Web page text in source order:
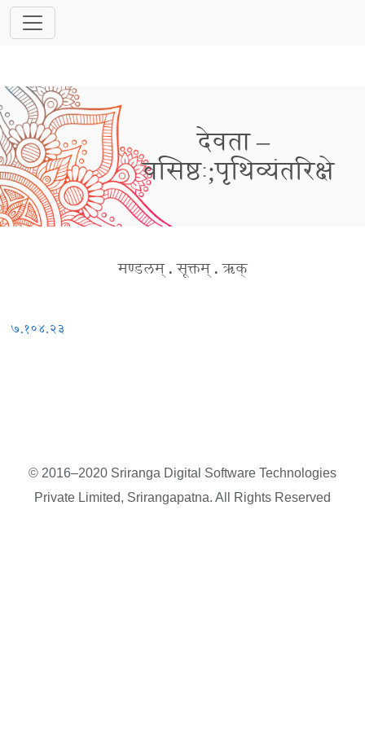
देवता –
वसिष्ठः;पृथिव्यंतरिक्षे
मण्डलम् . सूक्तम् . ऋक्
७.१०४.२३
© 2016–2020 Sriranga Digital Software Technologies
Private Limited, Srirangapatna. All Rights Reserved